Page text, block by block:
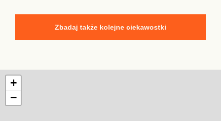
Zbadaj także kolejne ciekawostki
+
−